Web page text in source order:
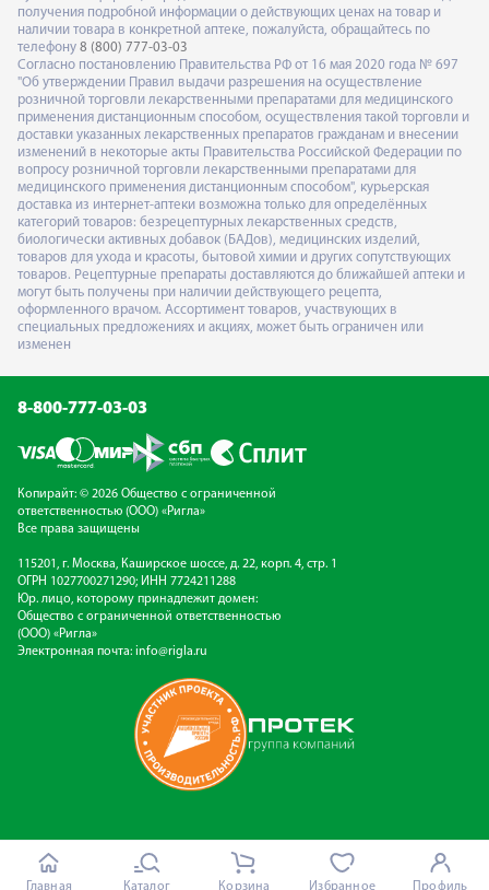
получения подробной информации о действующих ценах на товар и
наличии товара в конкретной аптеке, пожалуйста, обращайтесь по
телефону 8 (800) 777-03-03
Согласно постановлению Правительства РФ от 16 мая 2020 года № 697
"Об утверждении Правил выдачи разрешения на осуществление
розничной торговли лекарственными препаратами для медицинского
применения дистанционным способом, осуществления такой торговли и
доставки указанных лекарственных препаратов гражданам и внесении
изменений в некоторые акты Правительства Российской Федерации по
вопросу розничной торговли лекарственными препаратами для
медицинского применения дистанционным способом", курьерская
доставка из интернет-аптеки возможна только для определённых
категорий товаров: безрецептурных лекарственных средств,
биологически активных добавок (БАДов), медицинских изделий,
товаров для ухода и красоты, бытовой химии и других сопутствующих
товаров. Рецептурные препараты доставляются до ближайшей аптеки и
могут быть получены при наличии действующего рецепта,
оформленного врачом. Ассортимент товаров, участвующих в
специальных предложениях и акциях, может быть ограничен или
изменен
8-800-777-03-03
Копирайт: © 2026 Общество с ограниченной
ответственностью (ООО) «Ригла»
Все права защищены
115201, г. Москва, Каширское шоссе, д. 22, корп. 4, стр. 1
ОГРН 1027700271290; ИНН 7724211288
Юр. лицо, которому принадлежит домен:
Общество с ограниченной ответственностью
(ООО) «Ригла»
Электронная почта: info@rigla.ru
Главная Каталог Корзина Избранное Профиль